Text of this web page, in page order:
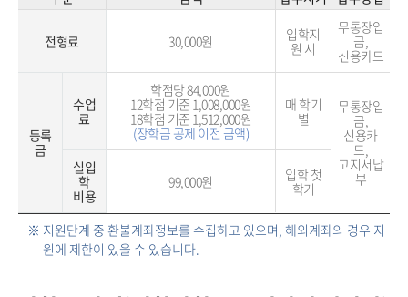
전형료 30,000원
입학지
원 시
무통장입
금,
신용카드
등록
금
수업
료
학점당 84,000원
12학점 기준 1,008,000원
18학점 기준 1,512,000원
(장학금 공제 이전 금액)
매 학기
별
무통장입
금,
신용카
드,
고지서납
부
실입
학
비용
99,000원
입학 첫
학기
※ 지원단계 중 환불계좌정보를 수집하고 있으며, 해외계좌의 경우 지
원에 제한이 있을 수 있습니다.